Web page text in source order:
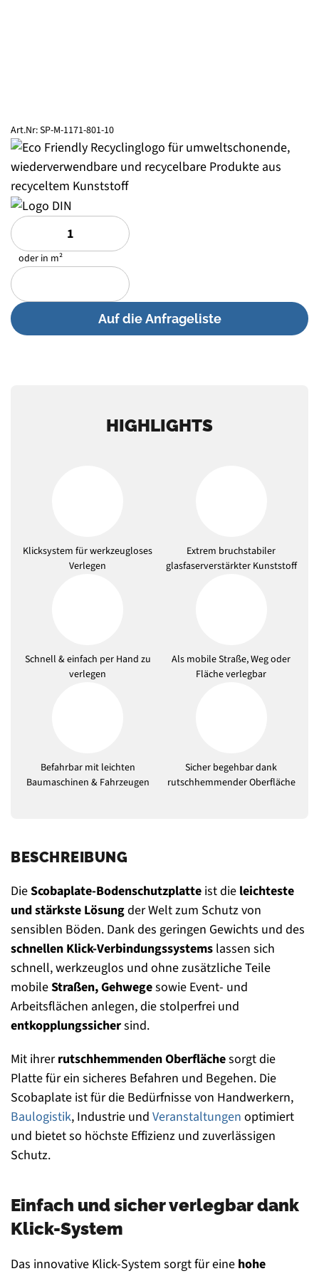
Art.Nr:SP-M-1171-801-10
oder in m²
Auf die Anfrageliste
HIGHLIGHTS
Klicksystem für werkzeugloses
Verlegen
Extrem bruchstabiler
glasfaserverstärkter Kunststoff
Schnell & einfach per Hand zu
verlegen
Als mobile Straße, Weg oder
Fläche verlegbar
Befahrbar mit leichten
Baumaschinen & Fahrzeugen
Sicher begehbar dank
rutschhemmender Oberfläche
BESCHREIBUNG
DieScobaplate-Bodenschutzplatte ist die leichteste
und stärkste Lösungder Welt zum Schutz von
sensiblen Böden. Dank des geringen Gewichts und des
schnellen Klick-Verbindungssystems lassen sich
schnell, werkzeuglos und ohne zusätzliche Teile
mobileStraßen, Gehwegesowie Event- und
Arbeitsflächen anlegen, die stolperfrei und
entkopplungssichersind.
Mit ihrerrutschhemmenden Oberflächesorgt die
Platte für ein sicheres Befahren und Begehen. Die
Scobaplate ist für die Bedürfnisse von Handwerkern,
Baulogistik, Industrie und Veranstaltungen optimiert
und bietet so höchste Effizienz und zuverlässigen
Schutz.
Einfach und sicher verlegbar dank
Klick-System
Das innovative Klick-System sorgt für eine hohe